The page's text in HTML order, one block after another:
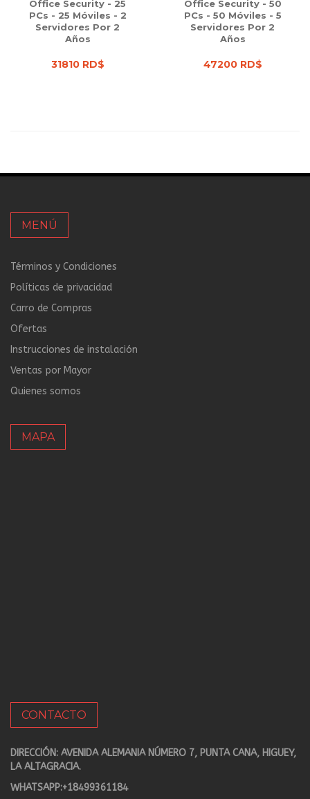
Office Security - 25
PCs - 25 Móviles - 2
Servidores Por 2
Años
31810 RD$
Office Security - 50
PCs - 50 Móviles - 5
Servidores Por 2
Años
47200 RD$
MENÚ
Términos y Condiciones
Políticas de privacidad
Carro de Compras
Ofertas
Instrucciones de instalación
Ventas por Mayor
Quienes somos
MAPA
CONTACTO
DIRECCIÓN: AVENIDA ALEMANIA NÚMERO 7, PUNTA CANA, HIGUEY,
LA ALTAGRACIA.
WHATSAPP:+18499361184